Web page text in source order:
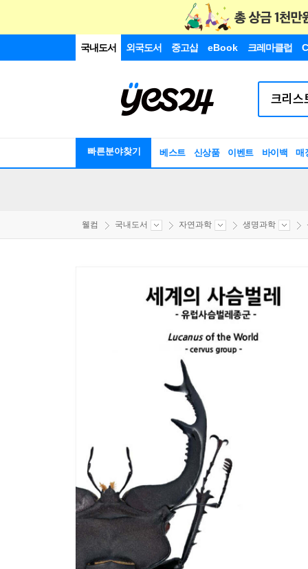
국내도서 외국도서 중고샵 eBook 크레마클럽
빠른분야찾기 베스트 신상품 이벤트 바이백 매
웰컴 국내도서 자연과학 생명과학